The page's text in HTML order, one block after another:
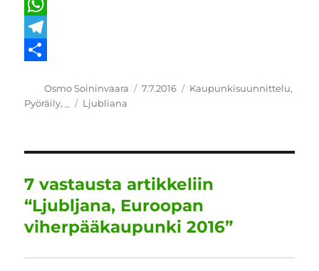
e
b
o
i
t
t
m
a
L
i
n
W
h
p
T
a
m
Kirjoittaja
Osmo Soininvaara Julkaistu
7.7.2016 Kategoriat
Kaupunkisuunnittelu,
Pyöräily, Avainsanat
Ljubliana
7 vastausta artikkeliin
“Ljubljana, Euroopan
viherpääkaupunki 2016”